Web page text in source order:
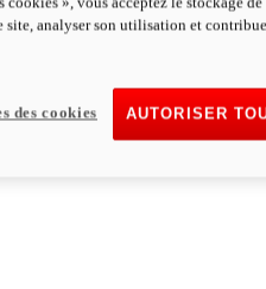
SP 100
analyser son utilisation et
AUTORISER
des cookies